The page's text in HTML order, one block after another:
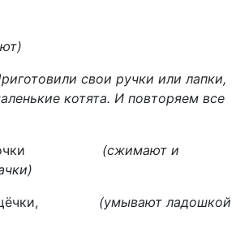
свои ручки или лапки,
котята. И повторяем все
комочки (сжимают и
щёчки, (умывают ладошкой